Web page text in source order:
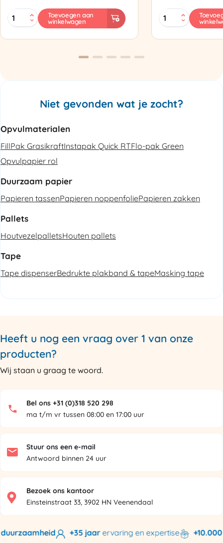
MINI
PAK'R
Refurbished
Toevoegen aan
winkelwagen
Zapak
ZP97
aantal
Niet gevonden wat je zocht?
Opvulmaterialen
FillPak GrasikraftInstapak Quick RTFlo-pak Green
Opvulpapier rol
Duurzaam papier
Papieren tassenPapieren noppenfoliePapieren zakken
Pallets
HoutvezelpalletsHouten pallets
Tape
Tape dispenserBedrukte plakband & tapeMasking tape
Heeft u nog een vraag over 1 van onze
producten?
Wij staan u graag te woord.
Bel ons +31 (0)318 520 298
ma t/m vr tussen 08:00 en 17:00 uur
Stuur ons een e-mail
Antwoord binnen 24 uur
Bezoek ons kantoor
Einsteinstraat 33, 3902 HN Veenendaal
+35 jaarervaring en expertise +10.000